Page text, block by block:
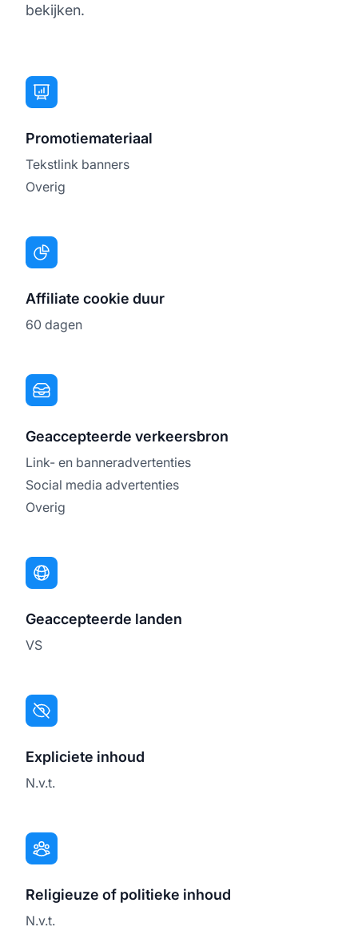
bekijken.
Promotiemateriaal
Tekstlink banners
Overig
Affiliate cookie duur
60 dagen
Geaccepteerde verkeersbron
Link- en banneradvertenties
Social media advertenties
Overig
Geaccepteerde landen
VS
Expliciete inhoud
N.v.t.
Religieuze of politieke inhoud
N.v.t.